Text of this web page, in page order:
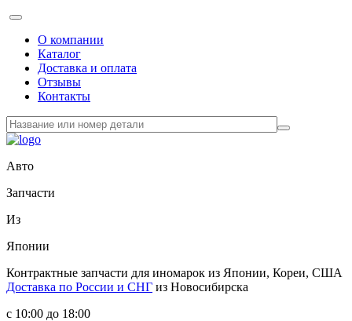
О компании
Каталог
Доставка и оплата
Отзывы
Контакты
Авто
Запчасти
Из
Японии
Контрактные запчасти для иномарок из Японии, Кореи, США
Доставка по России и СНГ из Новосибирска
с 10:00 до 18:00